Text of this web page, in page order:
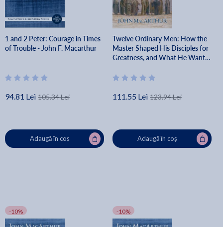
1 and 2 Peter: Courage in Times
of Trouble - John F. Macarthur
94.81 Lei 105.34 Lei
Adaugă în coș
Twelve Ordinary Men: How the
Master Shaped His Disciples for
Greatness, and What He Wants
Macarthur
111.55 Lei 123.94 Lei
Adaugă în coș
-10% -10%